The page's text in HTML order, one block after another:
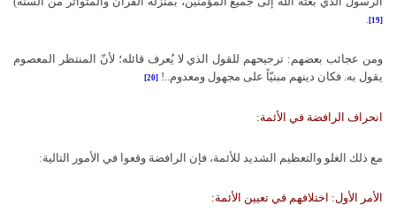
[19]
ومن عجائب بعضهم: ترجيحهم للقول الذي لا يُعرف قائله؛ لأنّ المنتظر المعصوم
يقول به. فكان دينهم مبنيّاً على مجهول ومعدوم..! [20]
انحراف الرافضة في الأئمة:
مع ذلك الغلو والتعظيم الشديد للأئمة، فإن الرافضة وقعوا في الأمور التالية:
الأمر الأول: اختلافهم في تعيين الأئمة: